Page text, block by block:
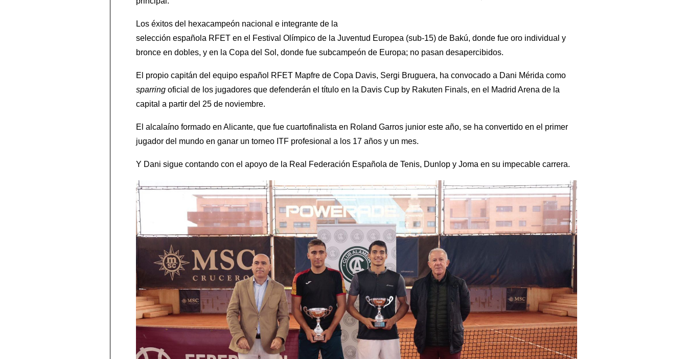
Los éxitos del hexacampeón nacional e integrante de la
selección española RFET en el Festival Olímpico de la Juventud Europea (sub-15) de Bakú, donde fue oro individual y
bronce en dobles, y en la Copa del Sol, donde fue subcampeón de Europa; no pasan desapercibidos.
El propio capitán del equipo español RFET Mapfre de Copa Davis, Sergi Bruguera, ha convocado a Dani Mérida como
sparring oficial de los jugadores que defenderán el título en la Davis Cup by Rakuten Finals, en el Madrid Arena de la
capital a partir del 25 de noviembre.
El alcalaíno formado en Alicante, que fue cuartofinalista en Roland Garros junior este año, se ha convertido en el primer
jugador del mundo en ganar un torneo ITF profesional a los 17 años y un mes.
Y Dani sigue contando con el apoyo de la Real Federación Española de Tenis, Dunlop y Joma en su impecable carrera.